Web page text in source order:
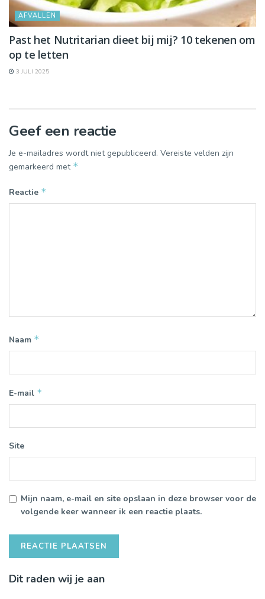
AFVALLEN
Past het Nutritarian dieet bij mij? 10 tekenen om
op te letten
3 JULI 2025
Geef een reactie
Je e-mailadres wordt niet gepubliceerd. Vereiste velden zijn
gemarkeerd met *
Reactie *
Naam *
E-mail *
Site
Mijn naam, e-mail en site opslaan in deze browser voor de
volgende keer wanneer ik een reactie plaats.
Dit raden wij je aan